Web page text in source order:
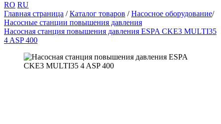
RO RU
Главная страница / Каталог товаров / Насосное оборудование/
Насосные станции повышения давления
Насосная станция повышения давления ESPA CKE3 MULTI35
4 ASP 400